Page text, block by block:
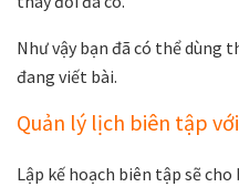
Như vậy bạn đã có thể dùng
đang viết bài.
Quản lý lịch biên tập
Lập kế hoạch biên tập sẽ